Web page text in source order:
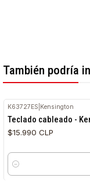
También podría
K63727ES Kensington
Teclado cableado -
$15.990 CLP
Cantidad